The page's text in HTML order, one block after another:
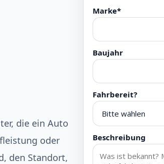
die ein Auto
oder
den Standort,
Marke*
Baujahr
Fahrbereit?
Beschreibung